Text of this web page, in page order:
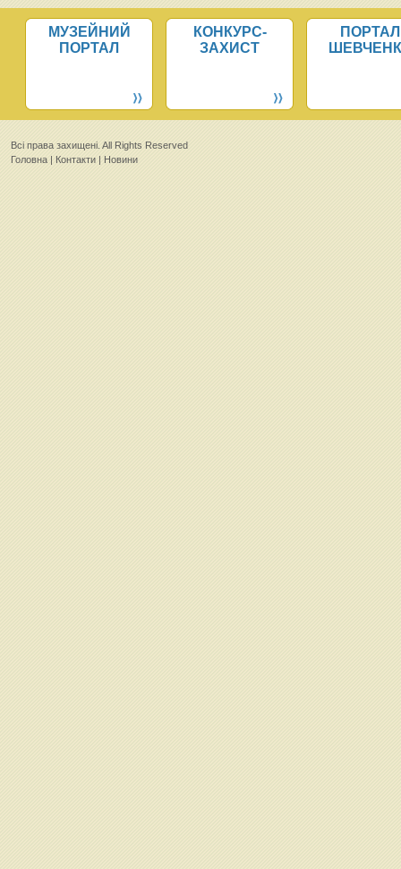
МУЗЕЙНИЙ
ПОРТАЛ
КОНКУРС-
ЗАХИСТ
ПОРТАЛ
Всi права захищенi. All Rights Reserved
Головна | Контакти | Новини